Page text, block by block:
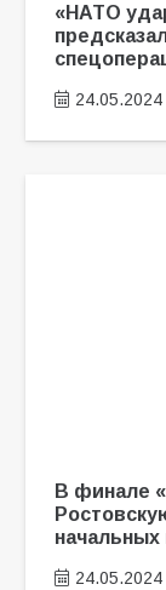
«НАТО
24.05.2024
В финале
начальных
24.05.2024